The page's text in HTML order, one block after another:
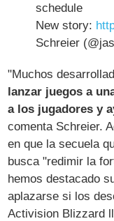
schedule
New story:
Schreier
"Muchos
lanzar juegos a
a los jugadores y
comenta Schreier.
en que la secuela
busca "redimir la
hemos destacado
aplazarse si los
Activision Blizzard